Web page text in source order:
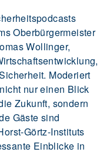
Oberbürgermeister
Wollinger,
Moderiert
nur einen Blick
Zukunft, sondern
Gäste sind
Görtz-Instituts
Einblicke in